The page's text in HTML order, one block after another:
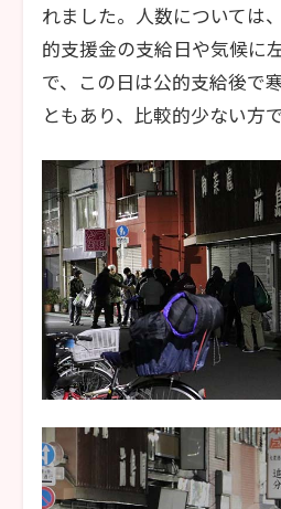
れました。人数については
的支援金の支給日や気候に
で、この日は公的支給後で
ともあり、比較的少ない方で